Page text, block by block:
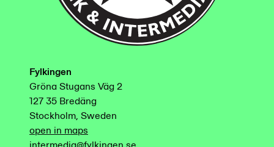
Fylkingen
Gröna Stugans Väg 2
127 35 Bredäng
Stockholm, Sweden
open in maps